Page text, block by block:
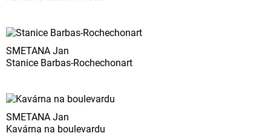
SMETANA Jan
Stanice Barbas-Rochechonart
SMETANA Jan
Kavárna na boulevardu